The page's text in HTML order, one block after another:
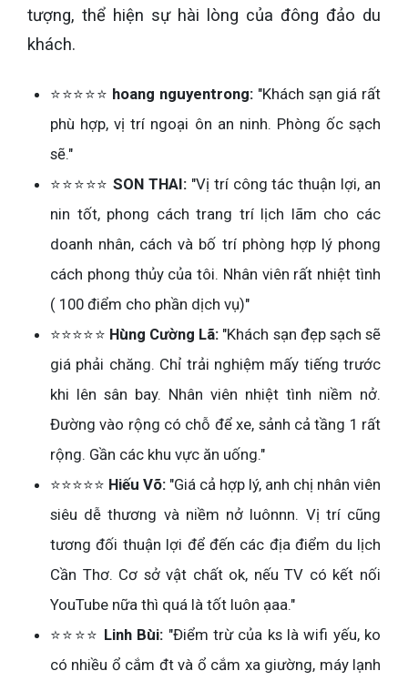
tượng, thể hiện sự hài lòng của đông đảo du
khách.
⭐⭐⭐⭐⭐ hoang nguyentrong: "Khách sạn giá rất
phù hợp, vị trí ngoại ôn an ninh. Phòng ốc sạch
sẽ."
⭐⭐⭐⭐⭐SON THAI: "Vị trí công tác thuận lợi, an
nin tốt, phong cách trang trí lịch lãm cho các
doanh nhân, cách và bố trí phòng hợp lý phong
cách phong thủy của tôi. Nhân viên rất nhiệt tình
( 100 điểm cho phần dịch vụ)"
⭐⭐⭐⭐⭐ Hùng Cường Lã: "Khách sạn đẹp sạch sẽ
giá phải chăng. Chỉ trải nghiệm mấy tiếng trước
khi lên sân bay. Nhân viên nhiệt tình niềm nở.
Đường vào rộng có chỗ để xe, sảnh cả tầng 1 rất
rộng. Gần các khu vực ăn uống."
⭐⭐⭐⭐⭐ Hiếu Võ: "Giá cả hợp lý, anh chị nhân viên
siêu dễ thương và niềm nở luônnn. Vị trí cũng
tương đối thuận lợi để đến các địa điểm du lịch
Cần Thơ. Cơ sở vật chất ok, nếu TV có kết nối
YouTube nữa thì quá là tốt luôn ạaa."
⭐⭐⭐⭐ Linh Bùi: "Điểm trừ của ks là wifi yếu, ko
có nhiều ổ cắm đt và ổ cắm xa giường, máy lạnh